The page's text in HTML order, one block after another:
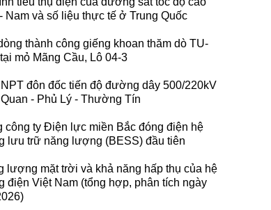
Nam và số liệu thực tế ở Trung Quốc
thành công giếng khoan thăm dò TU-
mỏ Mãng Cầu, Lô 04-3
đôn đốc tiến độ đường dây 500/220kV
- Phủ Lý - Thường Tín
công ty Điện lực miền Bắc đóng điện hệ
lưu trữ năng lượng (BESS) đầu tiên
lượng mặt trời và khả năng hấp thụ của hệ
điện Việt Nam (tổng hợp, phân tích ngày